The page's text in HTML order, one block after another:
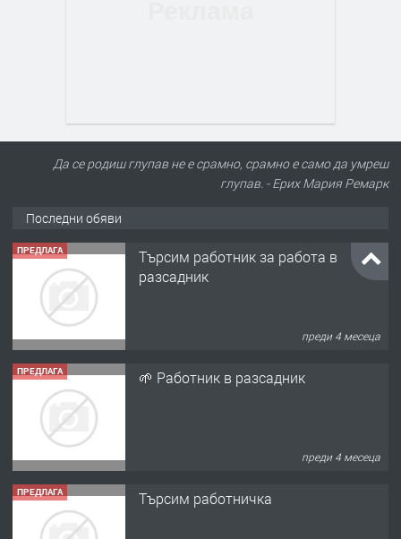
Да се родиш глупав не е срамно, срамно е само да умреш
глупав. - Ерих Мария Ремарк
Последни обяви
ПРЕДЛАГА
Търсим работник за работа в
разсадник
преди 4 месеца
ПРЕДЛАГА 🌱 Работник в разсадник
преди 4 месеца
ПРЕДЛАГА Търсим работничка